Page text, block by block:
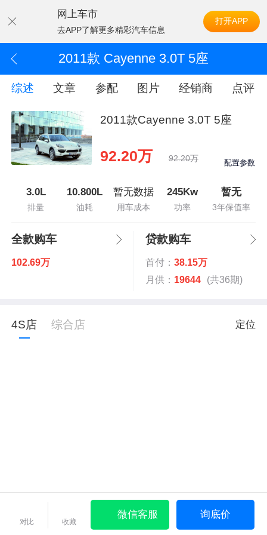
网上车市
去APP了解更多精彩汽车信息
打开APP
2011款 Cayenne 3.0T 5座
综述 文章 参配 图片 经销商 点评
2011款Cayenne 3.0T 5座
92.20万 92.20万 配置参数
3.0L
排量
10.800L
油耗
暂无数据
用车成本
245Kw
功率
暂无
3年保值率
全款购车
102.69万
贷款购车
首付： 38.15万
月供： 19644 (共36期)
4S店 综合店 定位
对比 收藏
微信客服 询底价